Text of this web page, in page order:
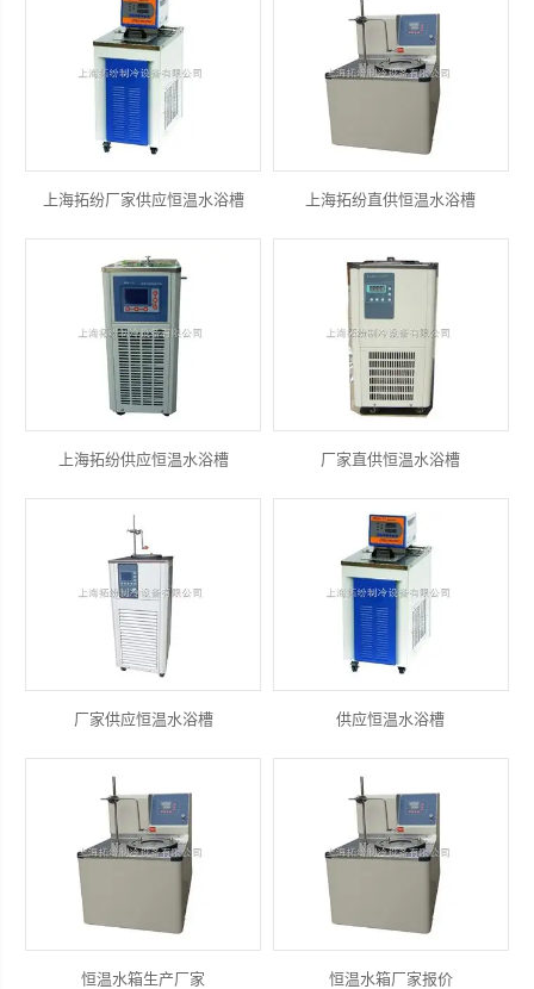
上海拓纷厂家供应恒温水浴槽 上海拓纷直供恒温水浴槽
上海拓纷供应恒温水浴槽 厂家直供恒温水浴槽
厂家供应恒温水浴槽 供应恒温水浴槽
恒温水箱生产厂家 恒温水箱厂家报价